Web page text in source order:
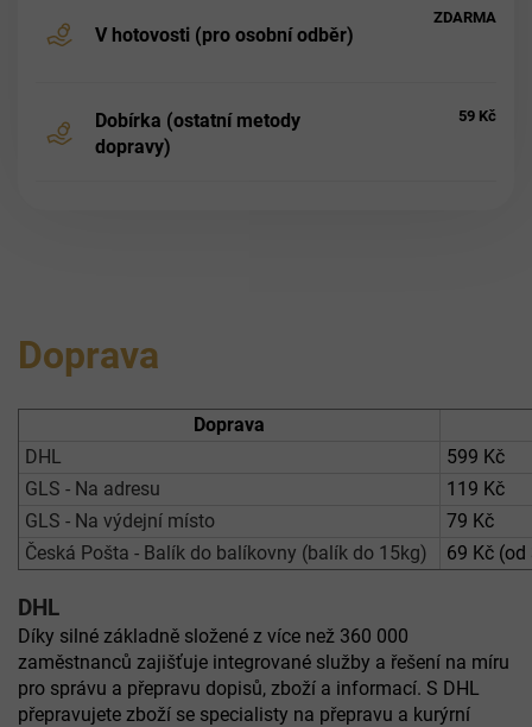
V hotovosti (pro osobní odběr)
ZDARMA
Dobírka (ostatní metody
dopravy)
59 Kč
Doprava
Doprava
DHL
599 Kč
GLS - Na adresu
119 Kč
GLS - Na výdejní místo
79 Kč
Česká Pošta - Balík do balíkovny (balík do 15kg)
69 Kč
DHL
Díky silné základně složené z více než 360 000
zaměstnanců zajišťuje integrované služby a řešení na míru
pro správu a přepravu dopisů, zboží a informací. S DHL
přepravujete zboží se specialisty na přepravu a kurýrní